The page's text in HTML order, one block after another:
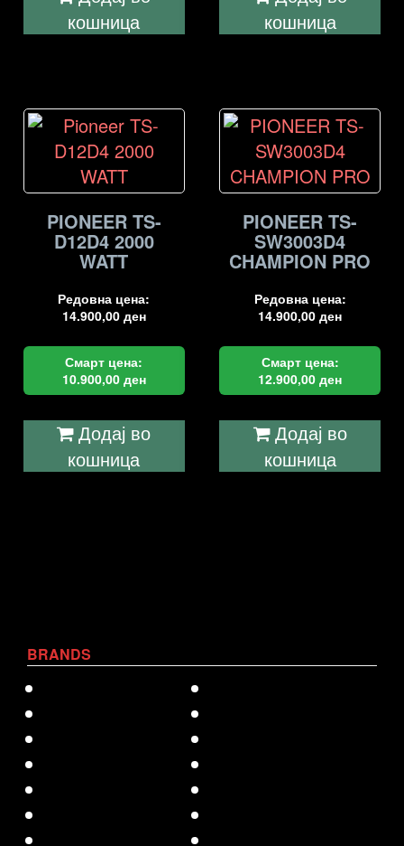
кошница
кошница
PIONEER TS-
D12D4 2000
WATT
Редовна цена:
14.900,00 ден
Смарт цена:
10.900,00 ден
Додај во
кошница
PIONEER TS-
SW3003D4
CHAMPION PRO
Редовна цена:
14.900,00ден
Смарт цена:
12.900,00ден
Додај во
кошница
BRANDS